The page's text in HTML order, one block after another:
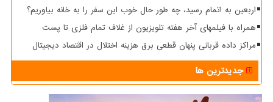
اربعین به اتمام رسید، چه طور حال خوب این سفر را به خانه بیاوریم؟
همراه با فیلمهای آخر هفته تلویزیون از غلاف تمام فلزی تا پست
مراکز داده قربانی پنهان قطعی برق هزینه اختلال در اقتصاد دیجیتال
جدیدترین ها